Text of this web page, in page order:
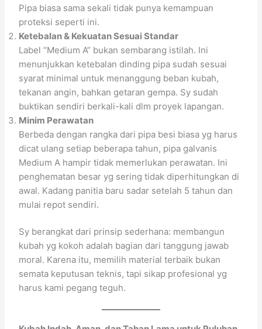
Pipa biasa sama sekali tidak punya kemampuan
proteksi seperti ini.
Ketebalan & Kekuatan Sesuai Standar
Label “Medium A” bukan sembarang istilah. Ini
menunjukkan ketebalan dinding pipa sudah sesuai
syarat minimal untuk menanggung beban kubah,
tekanan angin, bahkan getaran gempa. Sy sudah
buktikan sendiri berkali-kali dlm proyek lapangan.
Minim Perawatan
Berbeda dengan rangka dari pipa besi biasa yg harus
dicat ulang setiap beberapa tahun, pipa galvanis
Medium A hampir tidak memerlukan perawatan. Ini
penghematan besar yg sering tidak diperhitungkan di
awal. Kadang panitia baru sadar setelah 5 tahun dan
mulai repot sendiri.
Sy berangkat dari prinsip sederhana: membangun
kubah yg kokoh adalah bagian dari tanggung jawab
moral. Karena itu, memilih material terbaik bukan
semata keputusan teknis, tapi sikap profesional yg
harus kami pegang teguh.